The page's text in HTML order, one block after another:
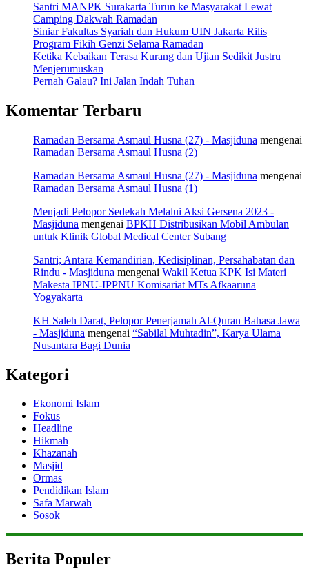
Santri MANPK Surakarta Turun ke Masyarakat Lewat
Camping Dakwah Ramadan
Siniar Fakultas Syariah dan Hukum UIN Jakarta Rilis
Program Fikih Genzi Selama Ramadan
Ketika Kebaikan Terasa Kurang dan Ujian Sedikit Justru
Menjerumuskan
Pernah Galau? Ini Jalan Indah Tuhan
Komentar Terbaru
Ramadan Bersama Asmaul Husna (27) - Masjiduna mengenai
Ramadan Bersama Asmaul Husna (2)
Ramadan Bersama Asmaul Husna (27) - Masjiduna mengenai
Ramadan Bersama Asmaul Husna (1)
Menjadi Pelopor Sedekah Melalui Aksi Gersena 2023 -
Masjiduna mengenai BPKH Distribusikan Mobil Ambulan
untuk Klinik Global Medical Center Subang
Santri; Antara Kemandirian, Kedisiplinan, Persahabatan dan
Rindu - Masjiduna mengenai Wakil Ketua KPK Isi Materi
Makesta IPNU-IPPNU Komisariat MTs Afkaaruna
Yogyakarta
KH Saleh Darat, Pelopor Penerjamah Al-Quran Bahasa Jawa
- Masjiduna mengenai “Sabilal Muhtadin”, Karya Ulama
Nusantara Bagi Dunia
Kategori
Ekonomi Islam
Fokus
Headline
Hikmah
Khazanah
Masjid
Ormas
Pendidikan Islam
Safa Marwah
Sosok
Berita Populer